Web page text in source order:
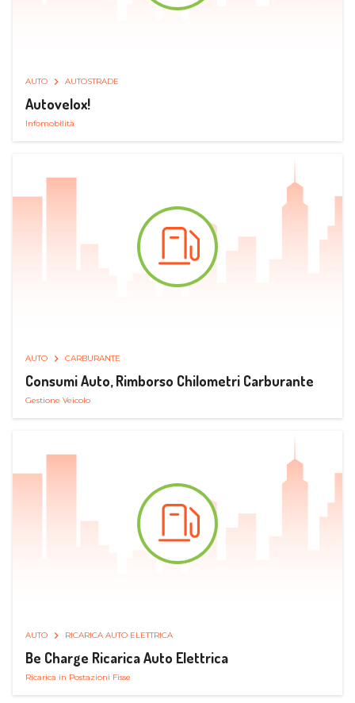
AUTO AUTOSTRADE
Autovelox!
Infomobilità
AUTO CARBURANTE
Consumi Auto, Rimborso Chilometri Carburante
Gestione Veicolo
AUTO RICARICA AUTO ELETTRICA
Be Charge Ricarica Auto Elettrica
Ricarica in Postazioni Fisse